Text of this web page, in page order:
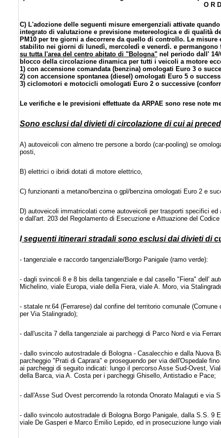
O R
C) L'adozione delle seguenti misure emergenziali attivate
integrato di valutazione e previsione metereologica e di qualità
PM10 per tre giorni a decorrere da quello di controllo. Le
stabilito nei giorni di lunedì, mercoledì e venerdì. e
su tutta l'area del centro abitato di "Bologna" nel periodo dall' 14/
blocco della circolazione dinamica per tutti i veicoli a motore
1) con accensione comandata (benzina) omologati Euro 3 o
2) con accensione spontanea (diesel) omologati Euro 5 o
3) ciclomotori e motocicli omologati Euro 2 o successive
Le verifiche e le previsioni effettuate da ARPAE sono rese note
Sono esclusi dal divieti di circolazione di cui ai
A) autoveicoli con almeno tre persone a bordo (car-pooling) se
posti,
B) elettrici o ibridi dotati di motore elettrico,
C) funzionanti a metano/benzina o gpl/benzina omologati Euro 2 e
D) autoveicoli immatricolati come autoveicoli per trasporti specifici
e dall'art. 203 del Regolamento di Esecuzione e Attuazione del
Iseguenti itinerari stradali sono esclusi dai divieti di
- tangenziale e raccordo tangenziale/Borgo Panigale (ramo verde):
- dagli svincoli 8 e 8 bis della tangenziale e dal casello "Fiera" dell'
Michelino, viale Europa, viale della Fiera, viale A. Moro, via
- statale nr.64 (Ferrarese) dal confine del territorio comunale
per Via Stalingrado);
- dall'uscita 7 della tangenziale ai parcheggi di Parco Nord e via
- dallo svincolo autostradale di Bologna - Casalecchio e dalla Nuova
parcheggio "Prati di Caprara" e proseguendo per via dell'Ospedale
ai parcheggi di seguito indicati: lungo il percorso Asse Sud-Ovest,
della Barca, via A. Costa per i parcheggi Ghisello, Antistadio e Pace;
- dall'Asse Sud Ovest percorrendo la rotonda Onorato Malaguti e via
- dallo svincolo autostradale di Bologna Borgo Panigale, dalla S.S. 9
viale De Gasperi e Marco Emilio Lepido, ed in prosecuzione lungo